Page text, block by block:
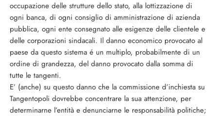
occupazione delle strutture dello stato, alla lottizzazione di
ogni banca, di ogni consiglio di amministrazione di azienda
pubblica, ogni ente consegnato alle esigenze delle clientele e
delle corporazioni sindacali. Il danno economico provocato al
paese da questo sistema é un multiplo, probabilmente di un
ordine di grandezza, del danno provocato dalla somma di
tutte le tangenti.
E’ (anche) su questo danno che la commissione d’inchiesta su
Tangentopoli dovrebbe concentrare la sua attenzione, per
determinarne l’entità e denunciarne le responsabilità politiche;